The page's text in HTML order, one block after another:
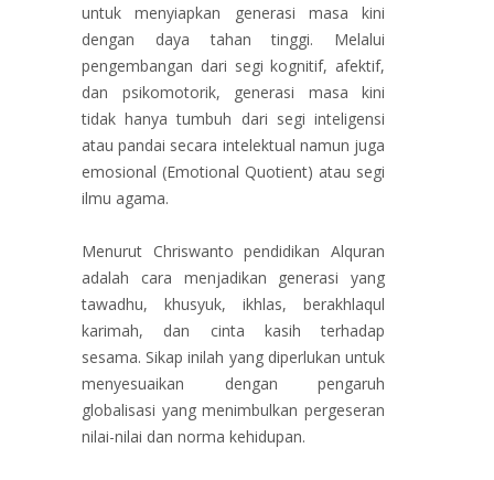
untuk menyiapkan generasi masa kini
dengan daya tahan tinggi. Melalui
pengembangan dari segi kognitif, afektif,
dan psikomotorik, generasi masa kini
tidak hanya tumbuh dari segi inteligensi
atau pandai secara intelektual namun juga
emosional (Emotional Quotient) atau segi
ilmu agama.
Menurut Chriswanto pendidikan Alquran
adalah cara menjadikan generasi yang
tawadhu, khusyuk, ikhlas, berakhlaqul
karimah, dan cinta kasih terhadap
sesama. Sikap inilah yang diperlukan untuk
menyesuaikan dengan pengaruh
globalisasi yang menimbulkan pergeseran
nilai-nilai dan norma kehidupan.